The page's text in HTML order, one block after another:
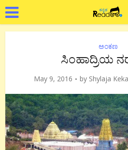
ಅಂಕಣ
ಸಿಂಹಾದ್ರಿಯ
May 9, 2016 by Shylaja